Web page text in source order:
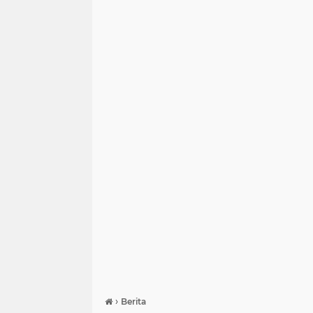
› Berita